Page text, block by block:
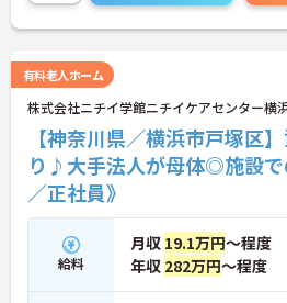
有料老人ホーム
株式会社ニチイ学館ニチイケアセンター横
【神奈川県／横浜市戸塚区
り♪大手法人が母体◎施設で
／正社員》
給料
月収 19.1万円～程度
年収 282万円～程度